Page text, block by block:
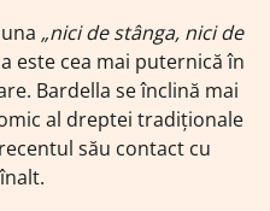
„nici de stânga, nici de
este cea mai puternică în
Bardella se înclină mai
al dreptei tradiționale
său contact cu